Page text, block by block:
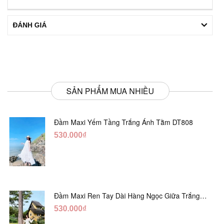
ĐÁNH GIÁ
SẢN PHẨM MUA NHIỀU
Đầm Maxi Yếm Tầng Trắng Ánh Tằm DT808
530.000₫
Đầm Maxi Ren Tay Dài Hàng Ngọc Giữa Trắng
DT730
530.000₫